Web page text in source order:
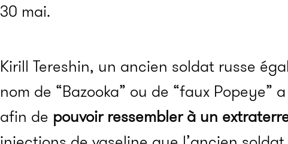
30 mai.
Kirill Tereshin, un ancien soldat russe
nom de “Bazooka” ou de “faux Popeye”
afin de pouvoir ressembler à un